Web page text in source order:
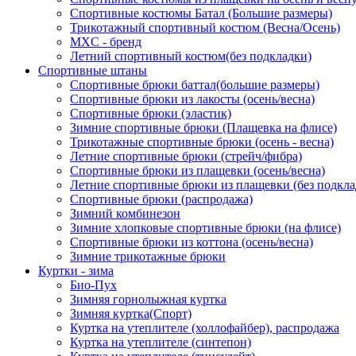
Спортивные костюмы Батал (Большие размеры)
Трикотажный спортивный костюм (Весна/Осень)
MXC - бренд
Летний спортивный костюм(без подкладки)
Спортивные штаны
Спортивные брюки баттал(большие размеры)
Спортивные брюки из лакосты (осень/весна)
Спортивные брюки (эластик)
Зимние спортивные брюки (Плащевка на флисе)
Трикотажные спортивные брюки (осень - весна)
Летние спортивные брюки (стрейч/фибра)
Спортивные брюки из плащевки (осень/весна)
Летние спортивные брюки из плащевки (без
Спортивные брюки (распродажа)
Зимний комбинезон
Зимние хлопковые спортивные брюки (на флисе)
Спортивные брюки из коттона (осень/весна)
Зимние трикотажные брюки
Куртки - зима
Био-Пух
Зимняя горнолыжная куртка
Зимняя куртка(Спорт)
Куртка на утеплителе (холлофайбер), распродажа
Куртка на утеплителе (синтепон)